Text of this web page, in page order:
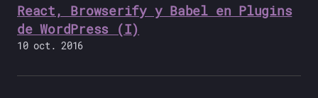
React, Browserify y Babel en Plugins
de WordPress (I)
10 oct. 2016